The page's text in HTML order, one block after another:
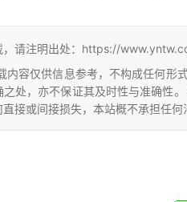
，请注明出处：https://
内容仅供信息参考，不构成任何形
处，亦不保证其及时性与准确性
接或间接损失，本站概不承担任何